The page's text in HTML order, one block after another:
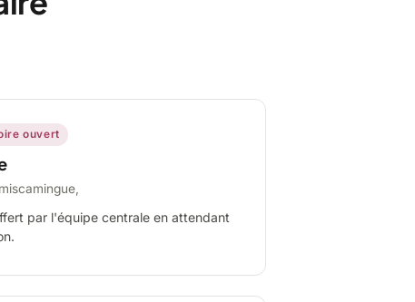
ouvert
par l'équipe centrale en attendant